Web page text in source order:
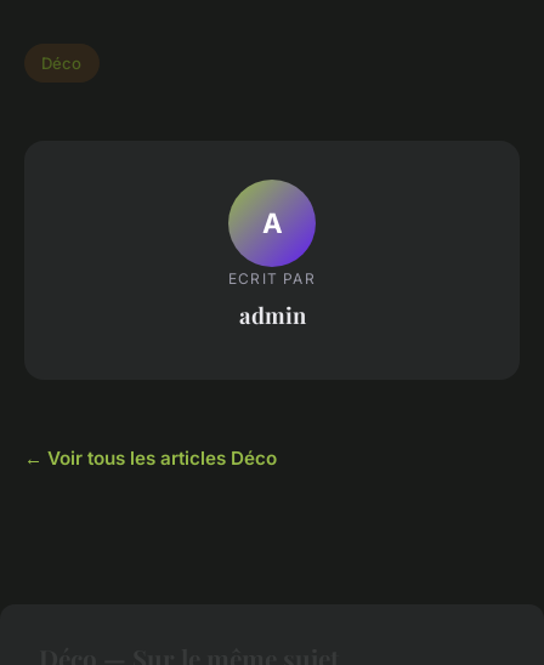
Déco
A
ECRIT PAR
admin
← Voir tous les articles Déco